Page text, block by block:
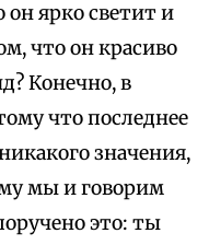
он ярко светит и
что он красиво
Конечно, в
что последнее
значения,
мы и говорим
это: ты